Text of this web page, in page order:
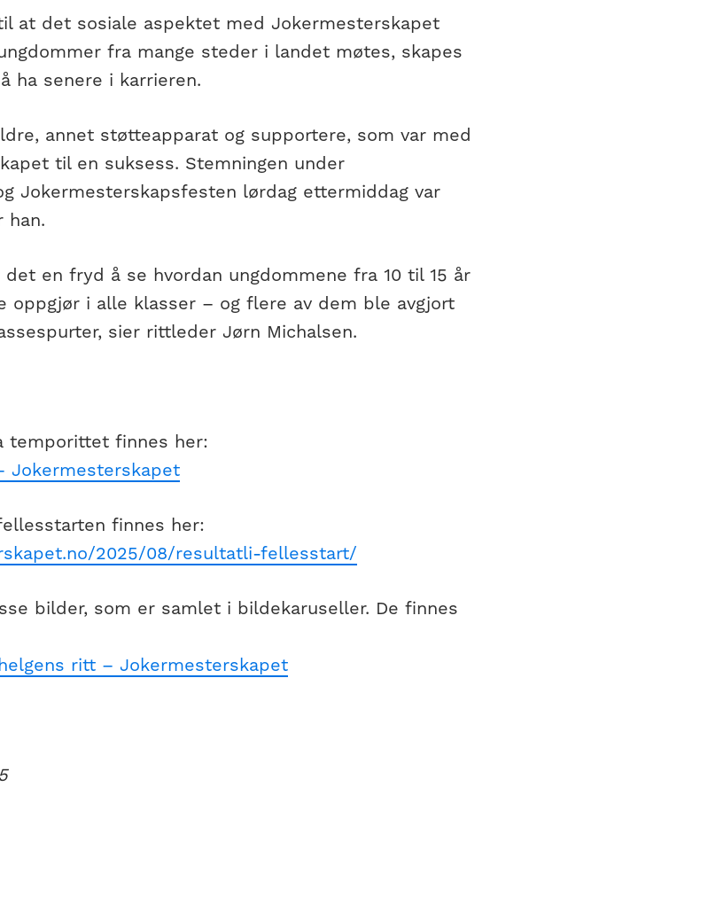
at det sosiale aspektet med Jokermesterskapet
fra mange steder i landet møtes, skapes
ha senere i karrieren.
annet støtteapparat og supportere, som var med
til en suksess. Stemningen under
Jokermesterskapsfesten lørdag ettermiddag var
han.
en fryd å se hvordan ungdommene fra 10 til 15 år
oppgjør i alle klasser – og flere av dem ble avgjort
sier rittleder Jørn Michalsen.
temporittet finnes her:
Jokermesterskapet
finnes her:
2025/08/resultatli-fellesstart/
bilder, som er samlet i bildekaruseller. De finnes
ritt – Jokermesterskapet